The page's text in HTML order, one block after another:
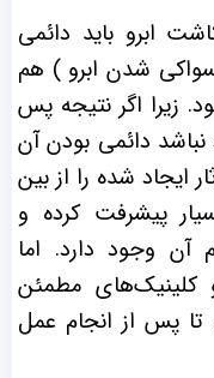
ابرو باید دائمی
شدن ابرو ) هم
زیرا اگر نتیجه پس
نباشد دائمی بودن آن
ایجاد شده را از بین
پیشرفت کرده و
آن وجود دارد. اما
مطمئن
تا پس از انجام عمل